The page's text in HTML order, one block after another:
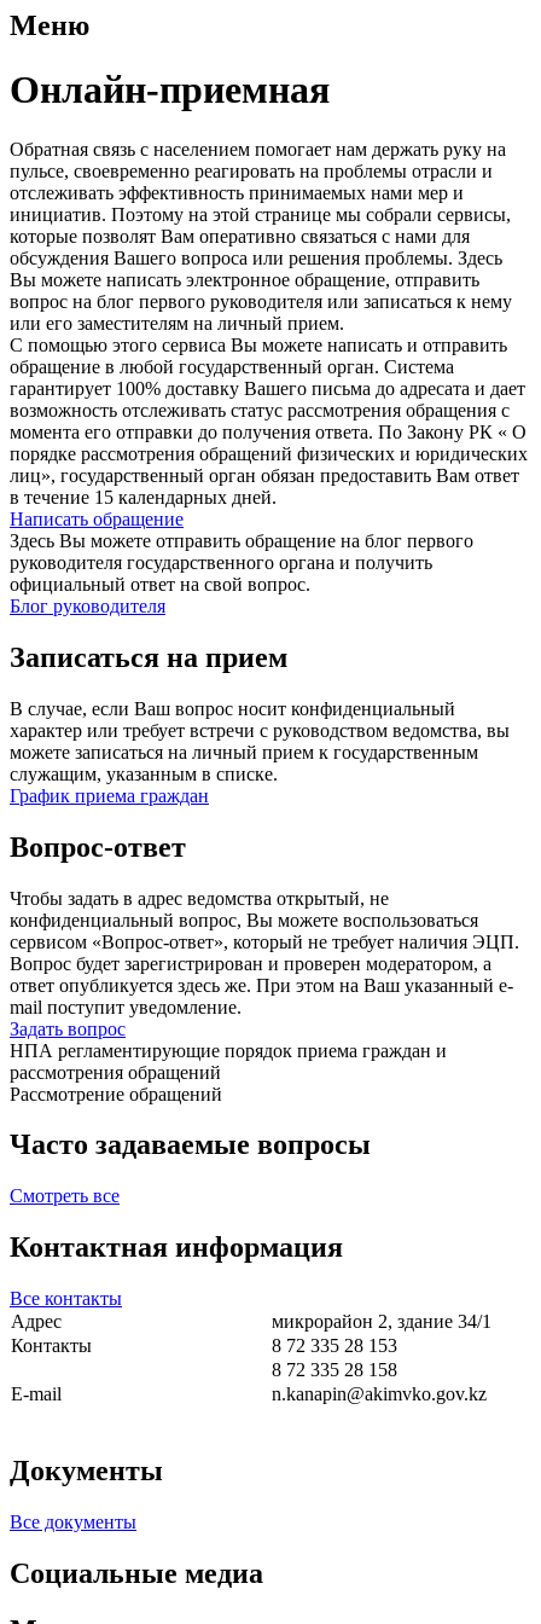
Меню
Онлайн-приемная
Обратная связь с населением помогает нам держать руку на
пульсе, своевременно реагировать на проблемы отрасли и
отслеживать эффективность принимаемых нами мер и
инициатив. Поэтому на этой странице мы собрали сервисы,
которые позволят Вам оперативно связаться с нами для
обсуждения Вашего вопроса или решения проблемы. Здесь
Вы можете написать электронное обращение, отправить
вопрос на блог первого руководителя или записаться к нему
или его заместителям на личный прием.
С помощью этого сервиса Вы можете написать и отправить
обращение в любой государственный орган. Система
гарантирует 100% доставку Вашего письма до адресата и дает
возможность отслеживать статус рассмотрения обращения с
момента его отправки до получения ответа. По Закону РК « О
порядке рассмотрения обращений физических и юридических
лиц», государственный орган обязан предоставить Вам ответ
в течение 15 календарных дней.
Написать обращение
Здесь Вы можете отправить обращение на блог первого
руководителя государственного органа и получить
официальный ответ на свой вопрос.
Блог руководителя
Записаться на прием
В случае, если Ваш вопрос носит конфиденциальный
характер или требует встречи с руководством ведомства, вы
можете записаться на личный прием к государственным
служащим, указанным в списке.
График приема граждан
Вопрос-ответ
Чтобы задать в адрес ведомства открытый, не
конфиденциальный вопрос, Вы можете воспользоваться
сервисом «Вопрос-ответ», который не требует наличия ЭЦП.
Вопрос будет зарегистрирован и проверен модератором, а
ответ опубликуется здесь же. При этом на Ваш указанный e-
mail поступит уведомление.
Задать вопрос
НПА регламентирующие порядок приема граждан и
рассмотрения обращений
Рассмотрение обращений
Часто задаваемые вопросы
Смотреть все
Контактная информация
Все контакты
Адрес
микрорайон 2, здание 34/1
Контакты
8 72 335 28 153
8 72 335 28 158
E-mail
n.kanapin@akimvko.gov.kz
Документы
Все документы
Социальные медиа